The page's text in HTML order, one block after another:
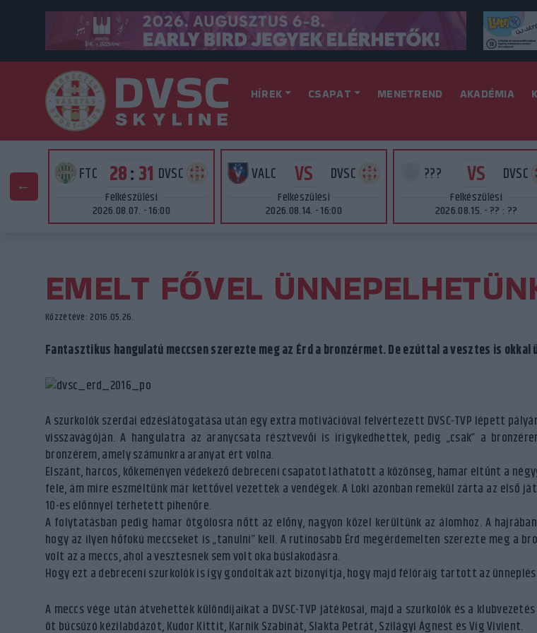
HÍREK CSAPAT MENETREND AKADÉMIA
FTC 28:31 DVSC
Felkészülési
2026.08.07. - 16:00
VALC VS DVSC
Felkészülési
2026.08.14. - 16:00
??? VS DVSC
Felkészülési
2026.08.15. - ?? : ??
EMELT FŐVEL
Közzétéve: 2016.05.26.
Fantasztikus hangulatú meccsen szerezte meg az Érd a bronzérmet. De ezúttal a vesztes is
A szurkolók szerdai edzéslátogatása után egy extra motivációval felvértezett DVSC-TVP lépett
visszavágóján. A hangulatra az aranycsata résztvevői is irigykedhettek, pedig „csak” a
bronzérem, amely számunkra aranyat ért volna.
Elszánt, harcos, kőkeményen védekező debreceni csapatot láthatott a közönség, hamar eltűnt a
fele, ám mire eszméltünk már kettővel vezettek a vendégek. A Loki azonban remekül zárta az első
10-es előnnyel térhetett pihenőre.
A folytatásban pedig hamar ötgólosra nőtt az előny, nagyon közel kerültünk az álomhoz. A
hogy az ilyen hőfokú meccseket is „tanulni” kell. A rutinosabb Érd megérdemelten szerezte meg a
volt az a meccs, ahol a vesztesnek sem volt oka búslakodásra.
Hogy ezt a debreceni szurkolók is így gondolták azt bizonyítja, hogy majd félóráig tartott az
A meccs vége után átvehették különdíjaikat a DVSC-TVP játékosai, majd a szurkolók és a
öt búcsúzó kézilabdázót, Kudor Kittit, Karnik Szabinát, Slakta Petrát, Szilágyi Ágnest és Víg Vivient.